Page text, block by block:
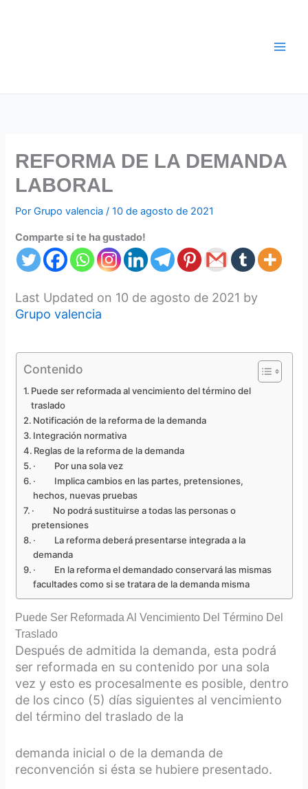
REFORMA DE LA DEMANDA
LABORAL
PorGrupo valencia/10 de agosto de 2021
Comparte si te ha gustado!
Last Updated on 10 de agosto de 2021 by
Grupo valencia
Contenido
Puede ser reformada al vencimiento del término del
traslado
Notificación de la reforma de la demanda
Integración normativa
Reglas de la reforma de la demanda
· Por una sola vez
· Implica cambios en las partes, pretensiones,
hechos, nuevas pruebas
· No podrá sustituirse a todas las personas o
pretensiones
· La reforma deberá presentarse integrada a la
demanda
· En la reforma el demandado conservará las mismas
facultades como si se tratara de la demanda misma
Puede Ser Reformada Al Vencimiento Del Término Del
Traslado
Después de admitida la demanda, esta podrá
ser reformada en su contenido por una sola
vez y esto es procesalmente es posible, dentro
de los cinco (5) días siguientes al vencimiento
del término del traslado de la
demanda inicial o de la demanda de
reconvención si ésta se hubiere presentado.